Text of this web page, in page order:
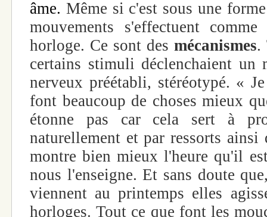
âme. Même si c'est sous une
mouvements s'effectuent
horloge. Ce sont des mécanismes.
certains stimuli déclenchaient un
nerveux préétabli, stéréotypé. «
font beaucoup de choses mieux
étonne pas car cela sert à
naturellement et par ressorts
montre bien mieux l'heure qu'il
nous l'enseigne. Et sans doute
viennent au printemps elles
horloges. Tout ce que font les